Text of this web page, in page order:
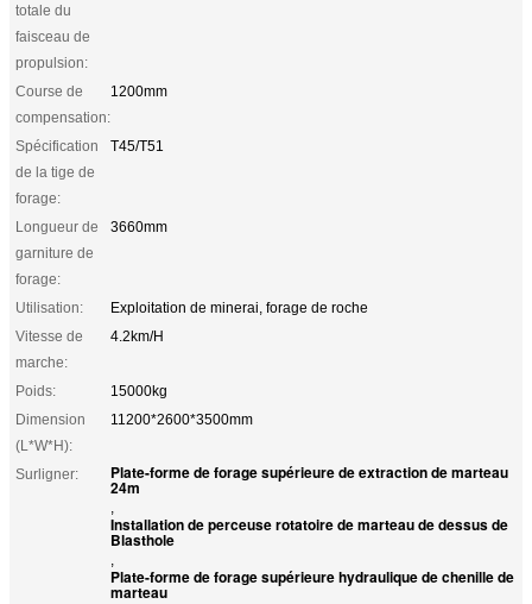
totale du
faisceau de
propulsion:
Course de
compensation:
1200mm
Spécification
de la tige de
forage:
T45/T51
Longueur de
garniture de
forage:
3660mm
Utilisation:
Exploitation de minerai, forage de roche
Vitesse de
marche:
4.2km/H
Poids:
15000kg
Dimension
(L*W*H):
11200*2600*3500mm
Surligner: Plate-forme de forage supérieure de extraction de marteau
24m
,
Installation de perceuse rotatoire de marteau de dessus de
Blasthole
,
Plate-forme de forage supérieure hydraulique de chenille de
marteau